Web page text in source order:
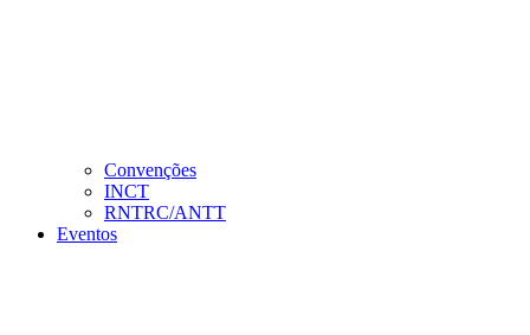
Convenções
INCT
RNTRC/ANTT
Eventos